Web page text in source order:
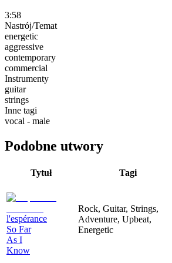
3:58
Nastrój/Temat
energetic
aggressive
contemporary
commercial
Instrumenty
guitar
strings
Inne tagi
vocal - male
Podobne utwory
Tytuł Tagi
l'espérance
So Far
As I
Know
Rock, Guitar, Strings,
Adventure, Upbeat,
Energetic